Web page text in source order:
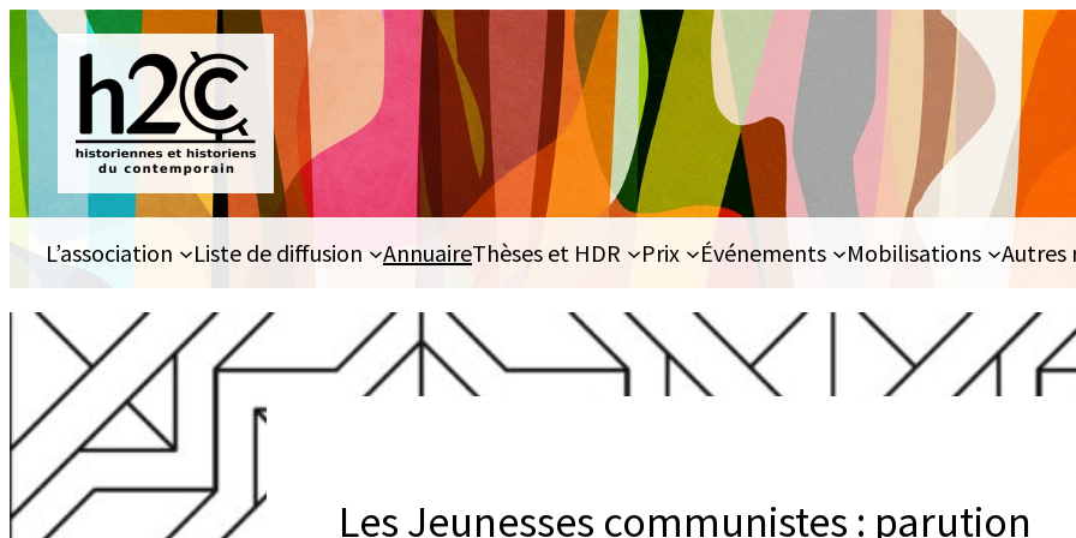
Aller
au
contenu
L’association Liste de diffusion AnnuaireThèses et HDR Prix Événements Mobilisations Autres
Les Jeunesses communistes : parution